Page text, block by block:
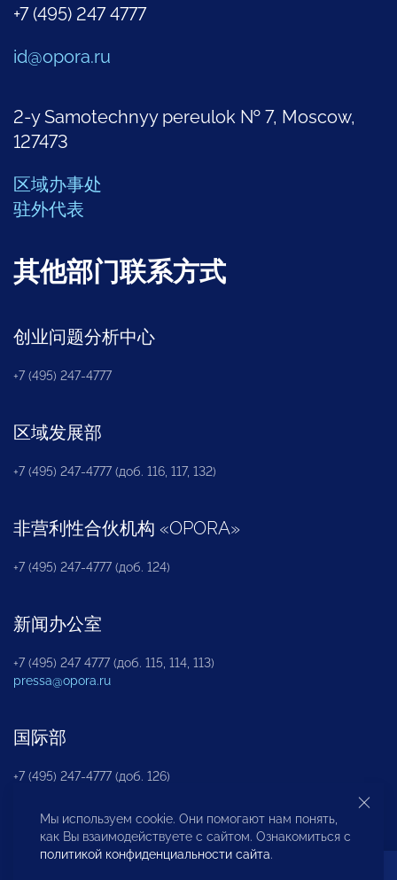
+7 (495) 247 4777
id@opora.ru
2-y Samotechnyy pereulok № 7, Moscow,
127473
区域办事处
驻外代表
其他部门联系方式
创业问题分析中心
+7 (495) 247-4777
区域发展部
+7 (495) 247-4777 (доб. 116, 117, 132)
非营利性合伙机构 «OPORA»
+7 (495) 247-4777 (доб. 124)
新闻办公室
+7 (495) 247 4777 (доб. 115, 114, 113)
pressa@opora.ru
国际部
+7 (495) 247-4777 (доб. 126)
商投权益保护部
Мы используем cookie. Они помогают нам понять,
как Вы взаимодействуете с сайтом. Ознакомиться с
политикой конфиденциальности сайта.